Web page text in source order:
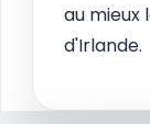
au mieux
d'Irlande.